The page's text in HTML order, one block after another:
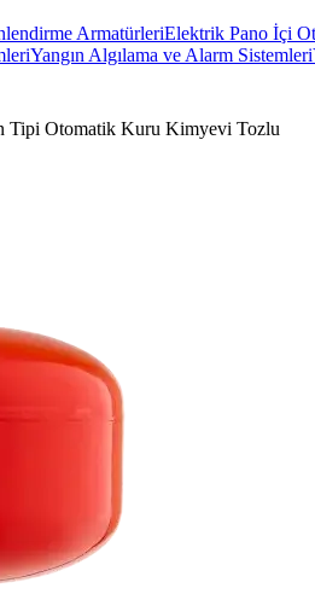
ArmatürleriElektrik Pano İçi
Yangın Algılama ve Alarm Sistemleri
Tipi Otomatik Kuru Kimyevi Tozlu